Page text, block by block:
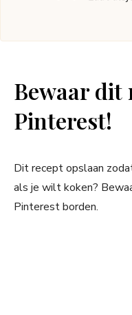
Bewaar dit
Pinterest!
Dit recept opslaan
als je wilt koken?
Pinterest borden.